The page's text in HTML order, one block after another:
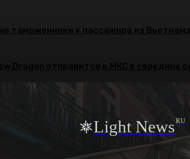
таможенники у пассажира из Вьетнама
Light NewsRU